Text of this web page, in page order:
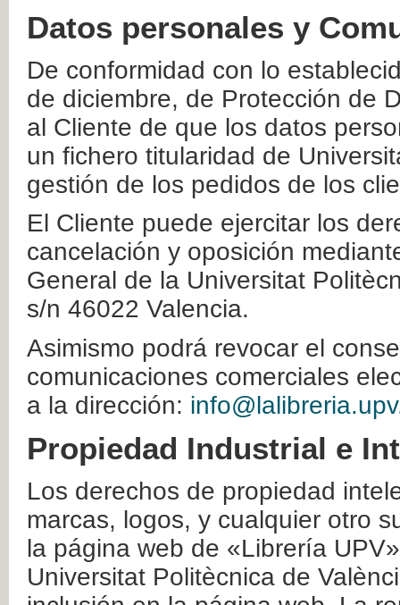
Datos personales y
De conformidad con lo
de diciembre, de Protección de
al Cliente de que los datos
un fichero titularidad de
gestión de los pedidos de los
El Cliente puede ejercitar los
cancelación y oposición
General de la Universitat
s/n 46022 Valencia.
Asimismo podrá revocar el
comunicaciones comerciales
a la dirección:
Propiedad Industrial e
Los derechos de propiedad
marcas, logos, y cualquier otro
la página web de «Librería
Universitat Politècnica de